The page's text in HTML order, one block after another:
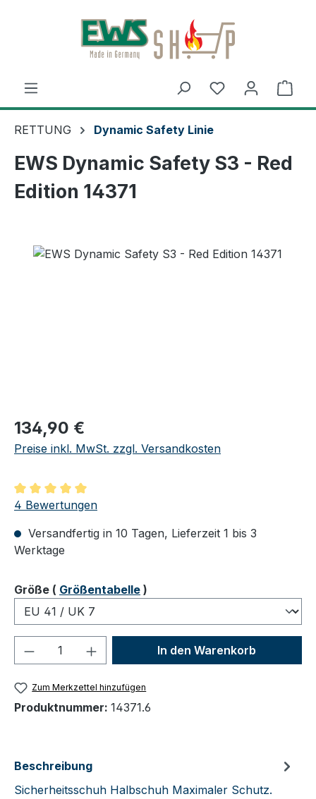
Zum Hauptinhalt springen
RETTUNG Dynamic Safety Linie
EWS Dynamic Safety S3 - Red
Edition 14371
Regulärer Preis:
134,90 €
Preise inkl. MwSt. zzgl. Versandkosten
Durchschnittliche Bewertung von 5 von 5 Sternen
4 Bewertungen
Versandfertig in 10 Tagen, Lieferzeit 1 bis 3
Werktage
Größeauswählen
( Größentabelle )
Produkt Anzahl: Gib denIn den Warenkorb
Zum Merkzettel hinzufügen
Produktnummer: 14371.6
Beschreibung
Sicherheitsschuh Halbschuh Maximaler Schutz.